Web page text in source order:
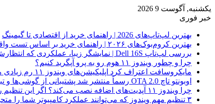
یکشنبه, آگوست 9 2026
خبر فوری
بهترین لپ‌تاپ‌های 2026 | راهنمای خرید از اقتصادی تا گیمینگ
بهترین کروم‌بوک‌های ۲۰۲۶ | راهنمای خرید بر اساس تست واقعی
بررسی لپ‌تاپ Dell 16S | نمایشگر زیبا، عملکردی که انتظارش رو نداری
چرا و چطور ویندوز ۱۱ هوم رو به پرو آپگرید کنیم؟
مایکروسافت اعتراف کرد اپلیکیشن‌های ویندوز ۱۱ رم زیادی مصرف می‌کنند؛ راه‌حل در راه است
اوبونتو تاچ OTA 2.0 رسماً منتشر شد پشتیبانی از گوشی‌ها و تبلت‌های لینوکسی بیشتر
چرا ویندوز ۱۱ آپدیت‌های اضافه نصب می‌کند؟ اگر این تنظیم را روشن کرده‌اید، مراقب باشید!
۳ تنظیم مهم ویندوز که می‌توانند عملکرد کامپیوتر شما را متحول کنند